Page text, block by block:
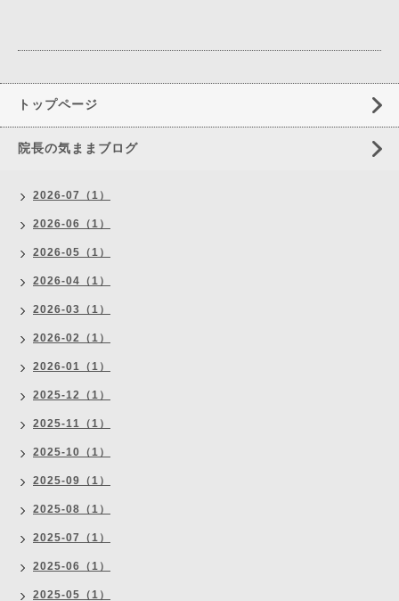
トップページ
院長の気ままブログ
2026-07（1）
2026-06（1）
2026-05（1）
2026-04（1）
2026-03（1）
2026-02（1）
2026-01（1）
2025-12（1）
2025-11（1）
2025-10（1）
2025-09（1）
2025-08（1）
2025-07（1）
2025-06（1）
2025-05（1）